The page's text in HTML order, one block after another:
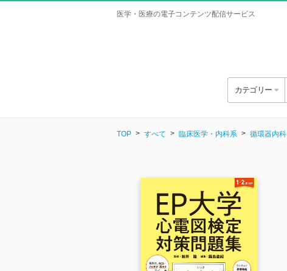
医学・医療の電子コンテンツ配信サービス
カテゴリー
TOP すべて 臨床医学・内科系 循環器内科